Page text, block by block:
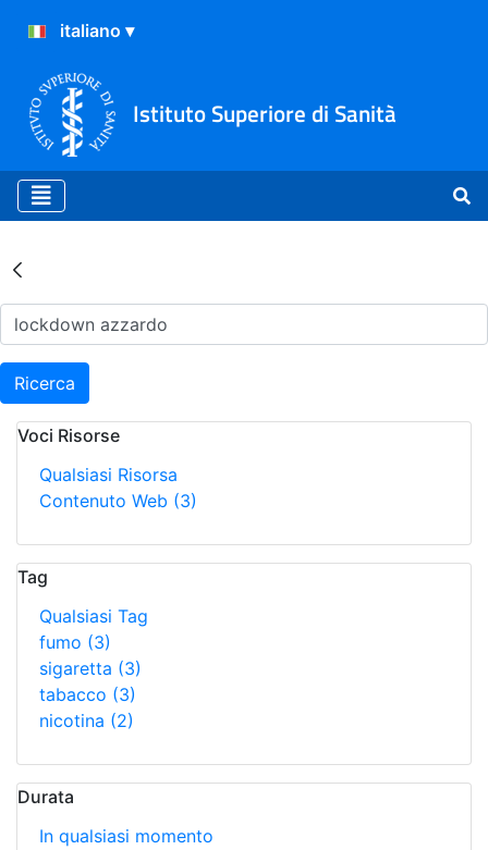
Istituto Superiore di Sanità
Risultati della Ricerca -
Ricerca
Voci Risorse
Qualsiasi Risorsa
Contenuto Web (3)
Tag
Qualsiasi Tag
fumo (3)
sigaretta (3)
tabacco (3)
nicotina (2)
Durata
In qualsiasi momento